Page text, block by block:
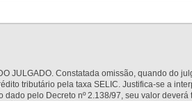
JULGADO. Constatada omissão, quando do
tributário pela taxa SELIC. Justifica-se a
pelo Decreto nº 2.138/97, seu valor